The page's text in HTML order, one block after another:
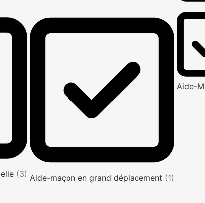
(3) Aide-maçon en grand déplacement (1)
Aide-